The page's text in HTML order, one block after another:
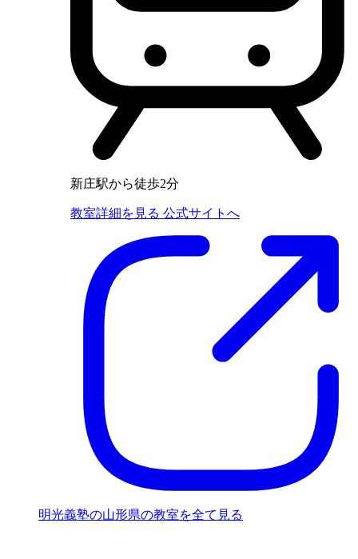
新庄駅から徒歩2分
教室詳細を見る 公式サイトへ
明光義塾の山形県の教室を全て見る